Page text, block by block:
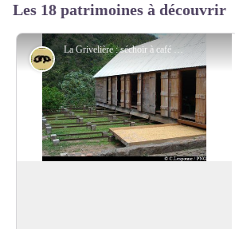
Les 18 patrimoines à découvrir
La Grivelière : séchoir à café - PNG
La Route de l'Esclave